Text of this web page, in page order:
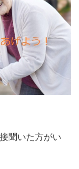
聞いた方がい